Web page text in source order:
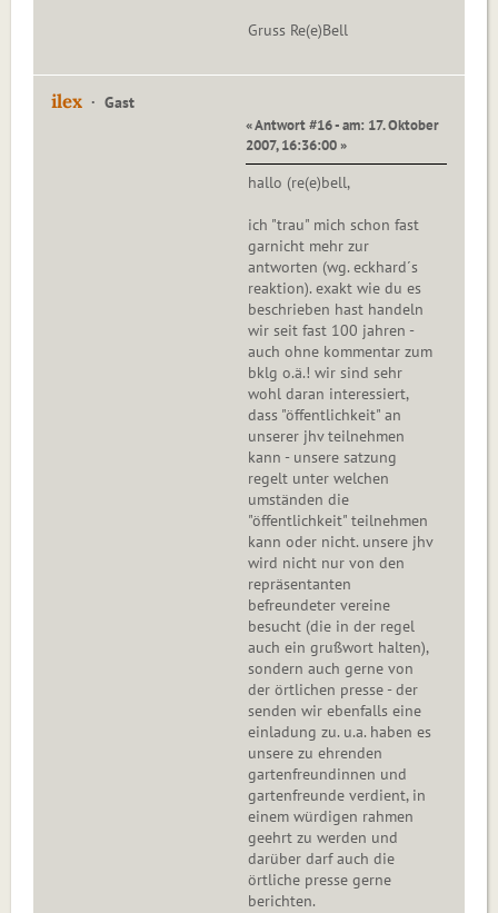
Gruss Re(e)Bell
ilex Gast
« Antwort #16 - am: 17. Oktober
2007, 16:36:00 »
hallo (re(e)bell,
ich "trau" mich schon fast
garnicht mehr zur
antworten (wg. eckhard´s
reaktion). exakt wie du es
beschrieben hast handeln
wir seit fast 100 jahren -
auch ohne kommentar zum
bklg o.ä.! wir sind sehr
wohl daran interessiert,
dass "öffentlichkeit" an
unserer jhv teilnehmen
kann - unsere satzung
regelt unter welchen
umständen die
"öffentlichkeit" teilnehmen
kann oder nicht. unsere jhv
wird nicht nur von den
repräsentanten
befreundeter vereine
besucht (die in der regel
auch ein grußwort halten),
sondern auch gerne von
der örtlichen presse - der
senden wir ebenfalls eine
einladung zu. u.a. haben es
unsere zu ehrenden
gartenfreundinnen und
gartenfreunde verdient, in
einem würdigen rahmen
geehrt zu werden und
darüber darf auch die
örtliche presse gerne
berichten.